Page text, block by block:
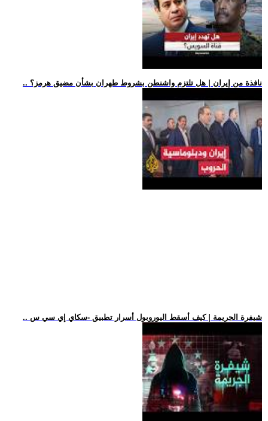
.. نافذة من إيران | هل تلتزم واشنطن بشروط طهران بشأن مضيق هرمز؟
.. شيفرة الجريمة | كيف أسقط اليوروبول أسرار تطبيق -سكاي إي سي س